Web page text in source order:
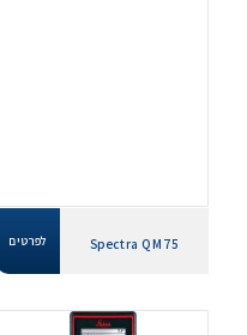
Spectra QM75 לפרטים